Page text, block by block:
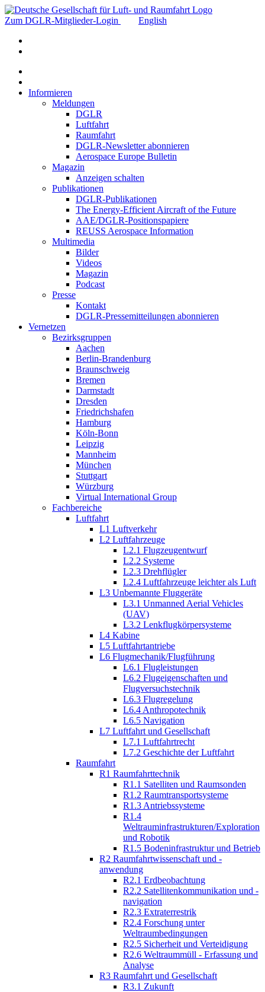
Zum DGLR-Mitglieder-Login English
Informieren
Meldungen
DGLR
Luftfahrt
Raumfahrt
DGLR-Newsletter abonnieren
Aerospace Europe Bulletin
Magazin
Anzeigen schalten
Publikationen
DGLR-Publikationen
The Energy-Efficient Aircraft of the Future
AAE/DGLR-Positionspapiere
REUSS Aerospace Information
Multimedia
Bilder
Videos
Magazin
Podcast
Presse
Kontakt
DGLR-Pressemitteilungen abonnieren
Vernetzen
Bezirksgruppen
Aachen
Berlin-Brandenburg
Braunschweig
Bremen
Darmstadt
Dresden
Friedrichshafen
Hamburg
Köln-Bonn
Leipzig
Mannheim
München
Stuttgart
Würzburg
Virtual International Group
Fachbereiche
Luftfahrt
L1 Luftverkehr
L2 Luftfahrzeuge
L2.1 Flugzeugentwurf
L2.2 Systeme
L2.3 Drehflügler
L2.4 Luftfahrzeuge leichter als Luft
L3 Unbemannte Fluggeräte
L3.1 Unmanned Aerial Vehicles
(UAV)
L3.2 Lenkflugkörpersysteme
L4 Kabine
L5 Luftfahrtantriebe
L6 Flugmechanik/Flugführung
L6.1 Flugleistungen
L6.2 Flugeigenschaften und
Flugversuchstechnik
L6.3 Flugregelung
L6.4 Anthropotechnik
L6.5 Navigation
L7 Luftfahrt und Gesellschaft
L7.1 Luftfahrtrecht
L7.2 Geschichte der Luftfahrt
Raumfahrt
R1 Raumfahrttechnik
R1.1 Satelliten und Raumsonden
R1.2 Raumtransportsysteme
R1.3 Antriebssysteme
R1.4
Weltrauminfrastrukturen/Exploration
und Robotik
R1.5 Bodeninfrastruktur und Betrieb
R2 Raumfahrtwissenschaft und -
anwendung
R2.1 Erdbeobachtung
R2.2 Satellitenkommunikation und -
navigation
R2.3 Extraterrestrik
R2.4 Forschung unter
Weltraumbedingungen
R2.5 Sicherheit und Verteidigung
R2.6 Weltraummüll - Erfassung und
Analyse
R3 Raumfahrt und Gesellschaft
R3.1 Zukunft